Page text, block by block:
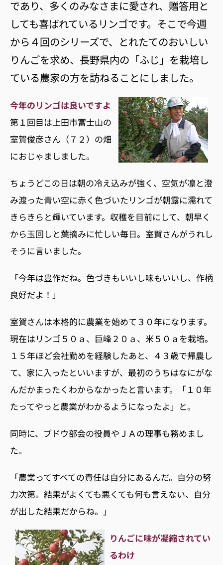
であり、多くのみなさまに愛され、贈答用と
しても喜ばれているリンゴです。そこで今週
から４回のシリーズで、とれたてのおいしい
りんごを求め、長野県内の「ふじ」を栽培し
ている農家の方を訪ねることにしました。
今年のリンゴは良いですよ
第１回目は上田市富士山の
室賀俊彦さん（７２）の畑
におじゃましました。
ちょうどこの日は朝の冷え込みが強く、空気が凛と澄
み渡った青い空に赤く色づいたリンゴが朝露に濡れて
きらきらと輝いています。収穫を目前にして、朝早く
から玉回しと葉摘みに忙しい毎日。室賀さんがうれし
そうに言いました。
「今年は豊作だね。色づきもいいし味もいいし、作柄
良好だよ！」
室賀さんは本格的に農業を始めて３０年になります。
現在はリンゴ５０ａ、巨峰２０ａ、米５０ａを栽培。
１５年ほど会社勤めを経験したあと、４３歳で帰農し
て、家に入ったといいますが、最初のうちはなにがな
んだかまったくわからなかったと言います。「１０年
たってやっと農業がわかるようになったよ」と。
同時に、ブドウ部会の役員やＪＡの理事も務めまし
た。
「農業ってすべての責任は自分にあるんだ。自分の努
力次第。結果がよくても悪くても何も言えない、自分
が出した結果だからね。」
りんごに味が凝縮されてい
るわけ